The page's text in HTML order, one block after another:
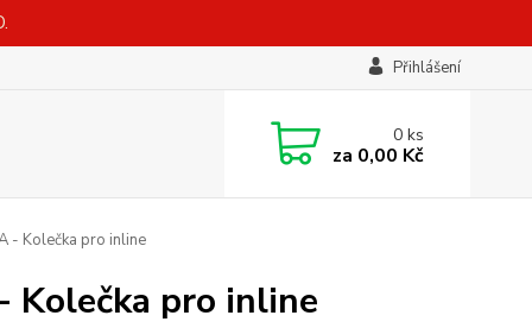
Přihlášení
0ks
za 0,00 Kč
- Kolečka pro inline
Kolečka pro inline